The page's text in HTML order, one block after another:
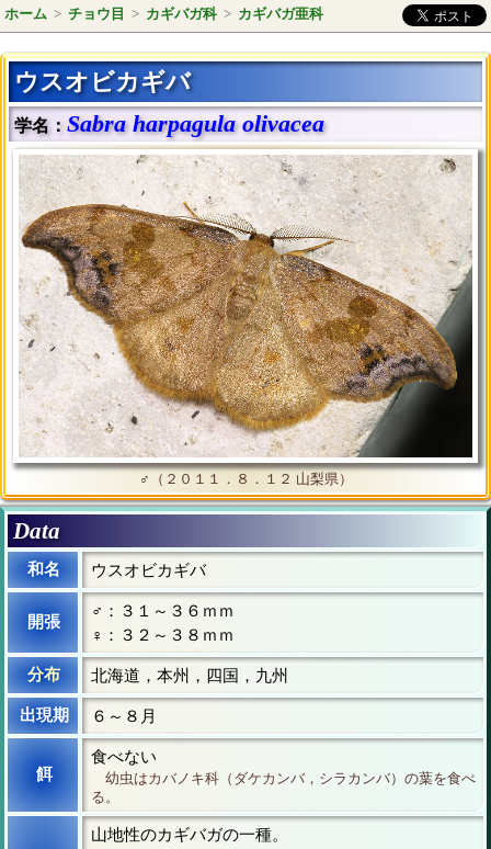
ホーム > チョウ目 > カギバガ科 > カギバガ亜科
ウスオビカギバ
学名： Sabra harpagula olivacea
♂（２０１１．８．１２ 山梨県）
Data
和名 ウスオビカギバ
開張
♂：３１～３６ｍｍ
♀：３２～３８ｍｍ
分布 北海道，本州，四国，九州
出現期 ６～８月
餌
食べない
幼虫はカバノキ科（ダケカンバ，シラカンバ）の葉を食べ
る。
山地性のカギバガの一種。